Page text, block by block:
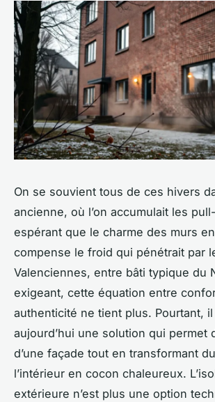
On se souvient tous de ces hivers
ancienne, où l’on accumulait les
espérant que le charme des murs
compense le froid qui pénétrait par
Valenciennes, entre bâti typique du
exigeant, cette équation entre
authenticité ne tient plus. Pourtant,
aujourd’hui une solution qui permet
d’une façade tout en transformant
l’intérieur en cocon chaleureux.
extérieure n’est plus une option